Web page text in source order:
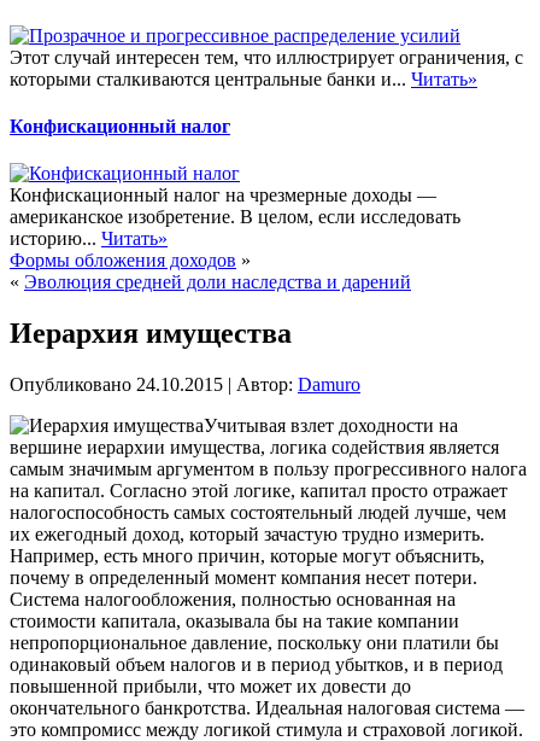
Этот случай интересен тем, что иллюстрирует ограничения, с
которыми сталкиваются центральные банки и... Читать»
Конфискационный налог
Конфискационный налог на чрезмерные доходы —
американское изобретение. В целом, если исследовать
историю... Читать»
Формы обложения доходов »
« Эволюция средней доли наследства и дарений
Иерархия имущества
Опубликовано 24.10.2015 | Автор: Damuro
Учитывая взлет доходности на
вершине иерархии имущества, логика содействия является
самым значимым аргументом в пользу прогрессивного налога
на капитал. Согласно этой логике, капитал просто отражает
налогоспособность самых состоятельный людей лучше, чем
их ежегодный доход, который зачастую трудно измерить.
Например, есть много причин, которые могут объяснить,
почему в определенный момент компания несет потери.
Система налогообложения, полностью основанная на
стоимости капитала, оказывала бы на такие компании
непропорциональное давление, поскольку они платили бы
одинаковый объем налогов и в период убытков, и в период
повышенной прибыли, что может их довести до
окончательного банкротства. Идеальная налоговая система —
это компромисс между логикой стимула и страховой логикой.